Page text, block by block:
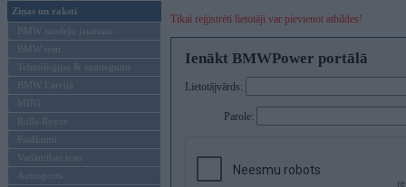
Ziņas un raksti
BMW modeļu jaunumi
BMW testi
Tehnoloģijas & sasniegumi
BMW Latvijā
MINI
Rolls-Royce
Pasākumi
Vadāmības tests
Autosports
Tikai reģistrēti lietotāji var pievienot atbildes!
Ienākt BMWPower portālā
Lietotājvārds:
Parole: